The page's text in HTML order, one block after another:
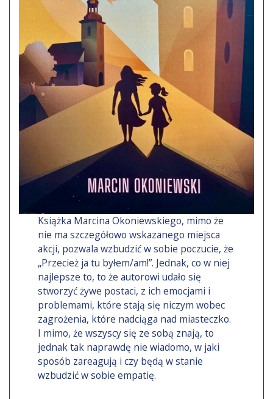
Książka Marcina Okoniewskiego, mimo że
nie ma szczegółowo wskazanego miejsca
akcji, pozwala wzbudzić w sobie poczucie, że
„Przecież ja tu byłem/am!”. Jednak, co w niej
najlepsze to, to że autorowi udało się
stworzyć żywe postaci, z ich emocjami i
problemami, które stają się niczym wobec
zagrożenia, które nadciąga nad miasteczko.
I mimo, że wszyscy się ze sobą znają, to
jednak tak naprawdę nie wiadomo, w jaki
sposób zareagują i czy będą w stanie
wzbudzić w sobie empatię.